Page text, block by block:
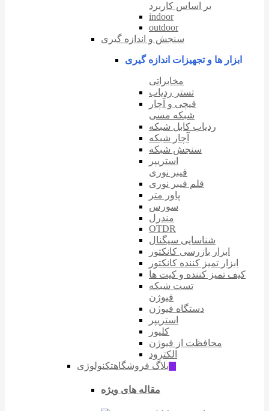
بر اساس کاربرد
indoor
outdoor
سنجش و اندازه گیری
ابزار ها و تجهیزات اندازه گیری
مخابراتی
تستر ردیاب
قیچی و آچار
شبکه مسی
ردیاب کابل شبکه
آچار شبکه
سنجش شبکه
استریپر
فیبر نوری
قلم فیبر نوری
پاور متر
سورس
مندرل
OTDR
شناسایی سیگنال
ابزار بازرسی کانکتور
ابزار تمیز کننده کانکتور
کیف تمیز کننده و کیت ها
تست شبکه
فیوژن
دستگاه فیوژن
استریپر
کلیور
محافظت از فیوژن
الکترود
بلاگ فروشگاهتکنولوژی
مقاله های ویژه